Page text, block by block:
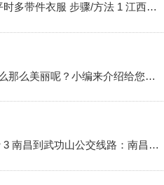
工具/原料 雨衣（登山的人都知道山上的天气变化莫测）相机拍下美丽的景色 根子（可以减少很多的力气）比平时多带件衣服 步骤/方法 1 江西武功山自助路线南昌至萍乡有武功山号（N627/628）旅游专列，从火车站可乘1、2路公交车到萍乡南站转乘萍乡至武功山旅游客车。2 到达麻田后，有3条登武功山的路线，分别是...
武功山有什么好看的点？简介 武功山位于中国江西省中西部，萍乡市芦溪县。深受情侣喜爱，那么武功山为什么那么美丽呢？小编来介绍给您听 工具/原料 旅行 方法/步骤 1 在去的路途中，美丽的风景渲染一路，好像从旅游一开始，大自然就想给我们一个好心情。2 登上半山腰，一眼望去，映入眼帘的是城市里看不到的、...
2 武功山门票： 成人门票是 72 门票+上行索道 127门票+双程索道 172 1.1米以下的儿童免费 70以上的老人免费 3 南昌到武功山公交线路：南昌至萍乡有武功山号（N627/628）旅游专列，从火车站可乘1、2路公交车到萍乡南站转乘萍乡至武功山旅游客车。到达麻田后，有3条登武功山的路线，分别是沈子村、龙王潭村、...